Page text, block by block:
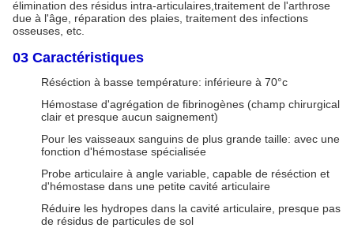
élimination des résidus intra-articulaires,traitement de l'arthrose
due à l'âge, réparation des plaies, traitement des infections
osseuses, etc.
03 Caractéristiques
Réséction à basse température: inférieure à 70°c
Hémostase d'agrégation de fibrinogènes (champ chirurgical
clair et presque aucun saignement)
Pour les vaisseaux sanguins de plus grande taille: avec une
fonction d'hémostase spécialisée
Probe articulaire à angle variable, capable de réséction et
d'hémostase dans une petite cavité articulaire
Réduire les hydropes dans la cavité articulaire, presque pas
de résidus de particules de sol